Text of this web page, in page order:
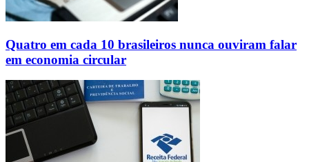
Quatro em cada 10 brasileiros nunca ouviram falar
em economia circular